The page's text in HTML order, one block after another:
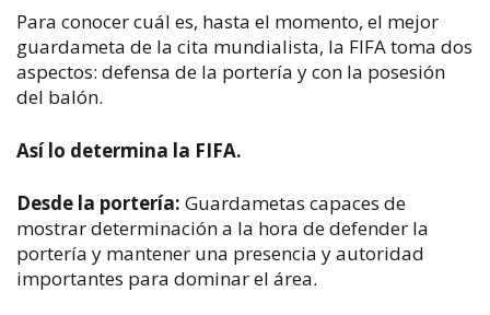
Para conocer cuál es, hasta el momento, el mejor
guardameta de la cita mundialista, la FIFA toma dos
aspectos: defensa de la portería y con la posesión
del balón.
Así lo determina la FIFA.
Desde la portería: Guardametas capaces de
mostrar determinación a la hora de defender la
portería y mantener una presencia y autoridad
importantes para dominar el área.